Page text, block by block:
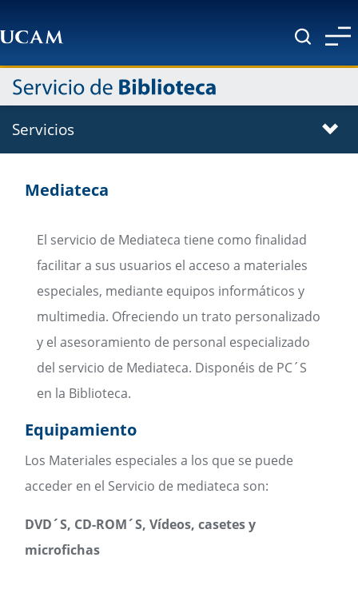
Servicios
Mediateca
El servicio de Mediateca tiene como finalidad
facilitar a sus usuarios el acceso a materiales
especiales, mediante equipos informáticos y
multimedia. Ofreciendo un trato personalizado
y el asesoramiento de personal especializado
del servicio de Mediateca. Disponéis de PC´S
en la Biblioteca.
Equipamiento
Los Materiales especiales a los que se puede
acceder en el Servicio de mediateca son:
DVD´S, CD-ROM´S, Vídeos, casetes y
microfichas